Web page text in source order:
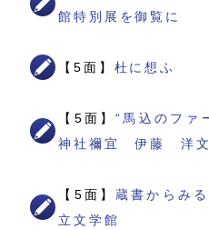
館特別展を御覧に
【5面】 杜に想ふ
【5面】“馬込のファ
神社禰宜 伊藤 洋文
【5面】蔵書からみ
立文学館